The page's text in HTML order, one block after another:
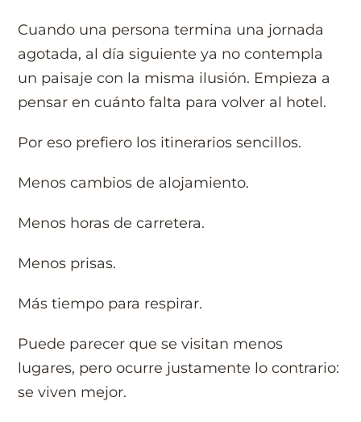
Cuando una persona termina una jornada
agotada, al día siguiente ya no contempla
un paisaje con la misma ilusión. Empieza a
pensar en cuánto falta para volver al hotel.
Por eso prefiero los itinerarios sencillos.
Menos cambios de alojamiento.
Menos horas de carretera.
Menos prisas.
Más tiempo para respirar.
Puede parecer que se visitan menos
lugares, pero ocurre justamente lo contrario:
se viven mejor.